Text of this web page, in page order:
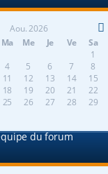
Aou. 2026
Ma Me Je Ve
Sa
1
4 5 6 7
8
11 12 13 14
15
18 19 20 21
22
25 26 27 28
29
du forum